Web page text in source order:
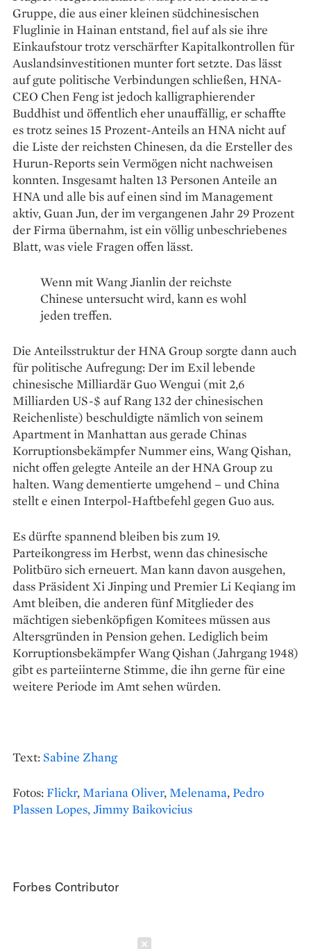
Gruppe, die aus einer kleinen südchinesischen
Fluglinie in Hainan entstand, fiel auf als sie ihre
Einkaufstour trotz verschärfter Kapitalkontrollen für
Auslandsinvestitionen munter fort setzte. Das lässt
auf gute politische Verbindungen schließen, HNA-
CEO Chen Feng ist jedoch kalligraphierender
Buddhist und öffentlich eher unauffällig, er schaffte
es trotz seines 15 Prozent-Anteils an HNA nicht auf
die Liste der reichsten Chinesen, da die Ersteller des
Hurun-Reports sein Vermögen nicht nachweisen
konnten. Insgesamt halten 13 Personen Anteile an
HNA und alle bis auf einen sind im Management
aktiv, Guan Jun, der im vergangenen Jahr 29 Prozent
der Firma übernahm, ist ein völlig unbeschriebenes
Blatt, was viele Fragen offen lässt.
Wenn mit Wang Jianlin der reichste
Chinese untersucht wird, kann es wohl
jeden treffen.
Die Anteilsstruktur der HNA Group sorgte dann auch
für politische Aufregung: Der im Exil lebende
chinesische Milliardär Guo Wengui (mit 2,6
Milliarden US-$ auf Rang 132 der chinesischen
Reichenliste) beschuldigte nämlich von seinem
Apartment in Manhattan aus gerade Chinas
Korruptionsbekämpfer Nummer eins, Wang Qishan,
nicht offen gelegte Anteile an der HNA Group zu
halten. Wang dementierte umgehend – und China
stellt e einen Interpol-Haftbefehl gegen Guo aus.
Es dürfte spannend bleiben bis zum 19.
Parteikongress im Herbst, wenn das chinesische
Politbüro sich erneuert. Man kann davon ausgehen,
dass Präsident Xi Jinping und Premier Li Keqiang im
Amt bleiben, die anderen fünf Mitglieder des
mächtigen siebenköpfigen Komitees müssen aus
Altersgründen in Pension gehen. Lediglich beim
Korruptionsbekämpfer Wang Qishan (Jahrgang 1948)
gibt es parteiinterne Stimme, die ihn gerne für eine
weitere Periode im Amt sehen würden.
Text: Sabine Zhang
Fotos:Flickr, Mariana Oliver, Melenama,Pedro
Plassen Lopes,Jimmy Baikovicius
Forbes Contributor